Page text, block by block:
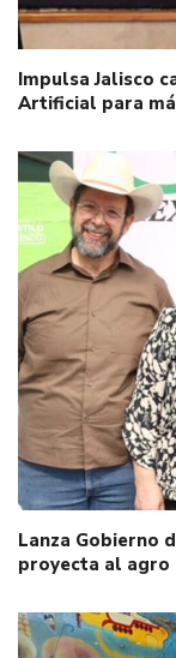
Impulsa Jalisco
Artificial para
Lanza Gobierno
proyecta al